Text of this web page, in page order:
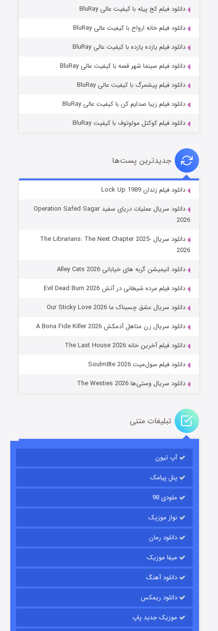
شوهر
عملیات آپارتمان
قسمت۲ (زیرنویس) منتشر شد
مردگان متحرک: شهر مرده ۳
قسمت
دانلود فیلم کج‌ پیله با کیفیت عالی BluRay
دانلود فیلم خانه ارواح با کیفیت عالی BluRay
دانلود فیلم یازده یازده با کیفیت عالی BluRay
دانلود فیلم سینما شهر قصه با کیفیت عالی BluRay
دانلود فیلم پیشمرگ با کیفیت عالی BluRay
دانلود فیلم زیبا صدایم کن با کیفیت عالی BluRay
دانلود فیلم کوکتل مولوتوف با کیفیت BluRay
جدیدترین پست‌ها
دانلود فیلم زندان Lock Up 1989
دانلود سریال عملیات دریای سفید Operation Safed Sagar
2026
دانلود سریال The Librarians: The Next Chapter 2025-
2026
دانلود انیمیشن گربه های خیابانی Alley Cats 2026
دانلود فیلم مرده شیطانی در آتش Evil Dead Burn 2026
دانلود سریال عشق چسبناک ما Our Sticky Love 2026
دانلود سریال زن متاهل آدمکش A Bona Fide Killer 2026
دانلود فیلم آخرین خانه The Last House 2026
دانلود فیلم سول‌میت Soulm8te 2026
دانلود سریال وستی‌ها The Westies 2026
تبلیغات متنی
آپ تیون
پنل پیامک
ملودی 98
نواز موزیک
دانلود رمان
میفا موزیک
دانلود آهنگ
دانلود ریمکس
موزیک جدید پاپ